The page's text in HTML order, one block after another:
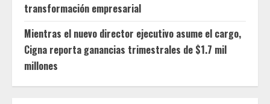
transformación empresarial
Mientras el nuevo director ejecutivo asume el cargo,
Cigna reporta ganancias trimestrales de $1.7 mil
millones